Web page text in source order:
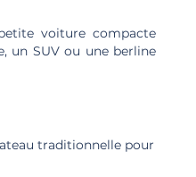
voiture compacte
un SUV ou une berline
traditionnelle pour